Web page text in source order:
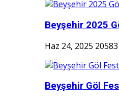
Beyşehir 2025
Haz 24, 2025 20583
Beyşehir Göl